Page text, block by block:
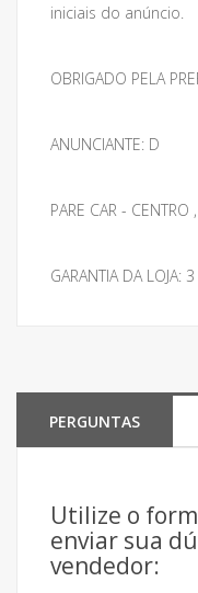
iniciais do anúncio.
OBRIGADO PELA
ANUNCIANTE: D
PARE CAR - CENTRO
GARANTIA DA LOJA:
PERGUNTAS
Utilize o
enviar sua
vendedor: